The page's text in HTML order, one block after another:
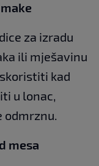
za izradu
ili mješavinu
kad
u lonac,
odmrznu.
mesa